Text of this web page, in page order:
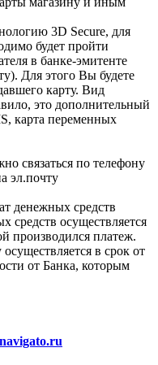
3D Secure, для
будет пройти
в банке-эмитенте
Для этого Вы будете
карту. Вид
это дополнительный
карта переменных
связаться по телефону
эл.почту
денежных средств
средств осуществляется
производился платеж.
в срок от
от Банка, которым
navigato.ru